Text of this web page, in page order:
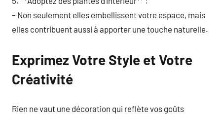
– Non seulement elles embellissent votre espace, mais
elles contribuent aussi à apporter une touche naturelle.
Exprimez Votre Style et Votre
Créativité
Rien ne vaut une décoration qui reflète vos goûts